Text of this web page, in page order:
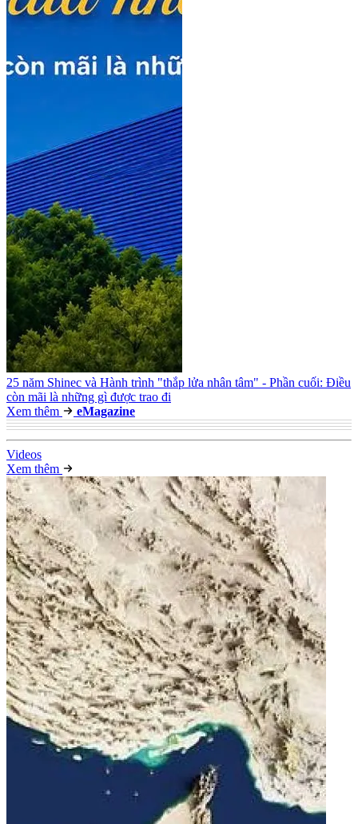
25 năm Shinec và Hành trình "thắp lửa nhân tâm" - Phần cuối: Điều
còn mãi là những gì được trao đi
Xem thêm
eMagazine
Videos
Xem thêm